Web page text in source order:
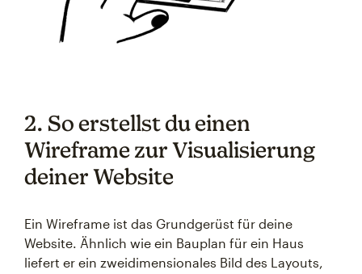
2. So erstellst du einen
Wireframe zur Visualisierung
deiner Website
Ein Wireframe ist das Grundgerüst für deine
Website. Ähnlich wie ein Bauplan für ein Haus
liefert er ein zweidimensionales Bild des Layouts,